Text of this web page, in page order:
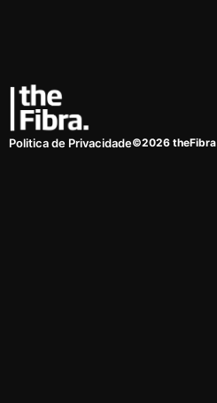
Politica de Privacidade©2026 theFibra